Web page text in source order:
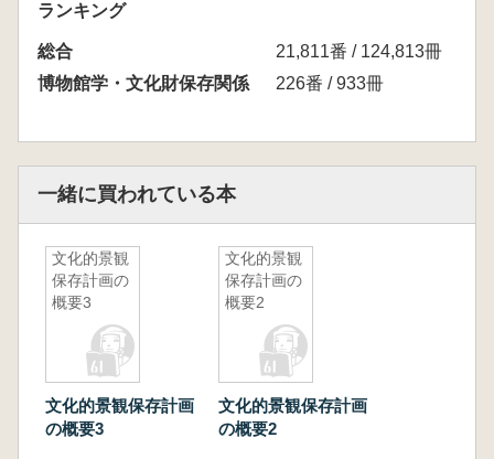
ランキング
総合
21,811番 / 124,813冊
博物館学・文化財保存関係
226番 / 933冊
一緒に買われている本
文化的景観
保存計画の
概要3
文化的景観保存計画
の概要3
文化的景観
保存計画の
概要2
文化的景観保存計画
の概要2